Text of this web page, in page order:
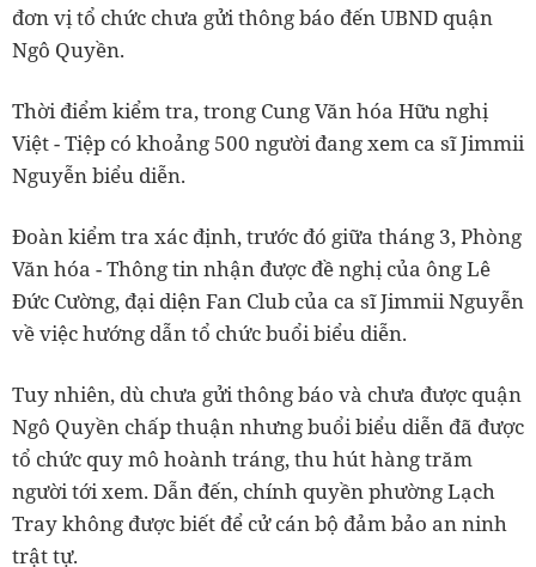
đơn vị tổ chức chưa gửi thông báo đến UBND quận
Ngô Quyền.
Thời điểm kiểm tra, trong Cung Văn hóa Hữu nghị
Việt - Tiệp có khoảng 500 người đang xem ca sĩ Jimmii
Nguyễn biểu diễn.
Đoàn kiểm tra xác định, trước đó giữa tháng 3, Phòng
Văn hóa - Thông tin nhận được đề nghị của ông Lê
Đức Cường, đại diện Fan Club của ca sĩ Jimmii Nguyễn
về việc hướng dẫn tổ chức buổi biểu diễn.
Tuy nhiên, dù chưa gửi thông báo và chưa được quận
Ngô Quyền chấp thuận nhưng buổi biểu diễn đã được
tổ chức quy mô hoành tráng, thu hút hàng trăm
người tới xem. Dẫn đến, chính quyền phường Lạch
Tray không được biết để cử cán bộ đảm bảo an ninh
trật tự.